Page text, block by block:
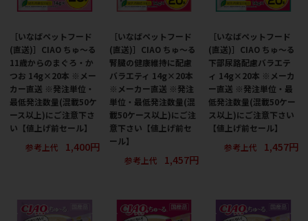
［いなばペットフード
(直送)］CIAO ちゅ～る
11歳からのまぐろ・か
つお 14g×20本 ※メー
カー直送 ※発注単位・
最低発注数量(混載50ケ
ース以上)にご注意下さ
い【値上げ前セール】
参考上代
1,400円
［いなばペットフード
(直送)］CIAO ちゅ～る
腎臓の健康維持に配慮
バラエティ 14g×20本
※メーカー直送 ※発注
単位・最低発注数量(混
載50ケース以上)にご注
意下さい【値上げ前セ
ール】
参考上代
1,457円
［いなばペットフード
(直送)］CIAO ちゅ～る
下部尿路配慮バラエテ
ィ 14g×20本 ※メーカ
ー直送 ※発注単位・最
低発注数量(混載50ケー
ス以上)にご注意下さい
【値上げ前セール】
参考上代
1,457円